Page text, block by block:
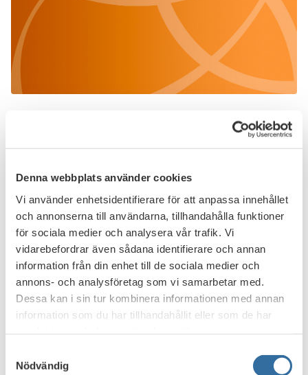
Denna webbplats använder cookies
Vi använder enhetsidentifierare för att anpassa innehållet
och annonserna till användarna, tillhandahålla funktioner
för sociala medier och analysera vår trafik. Vi
vidarebefordrar även sådana identifierare och annan
information från din enhet till de sociala medier och
annons- och analysföretag som vi samarbetar med.
Dessa kan i sin tur kombinera informationen med annan
information som du har tillhandahållit eller som de har
Nödvändig
Från klockan 11.30 bjuds det på en lättare lunch.
Anmäl dig senast 25 januari till
event@swedishbankers.se
Den 7 november 2016 överlämnades utredningen om en
skatt på finansiella tjänster till finansminister Magdalena
Andersson. Förslaget innebär att banker, försäkringsbolag
och andra finansiella företag samt alla andra företag som
tillhandahåller finansiella tjänster ska betala en särskild
skatt på 15 procent av lönesumman för personal anställd i
Sverige. Uppemot 16 000 jobb i finanssektorn är hotade.
Enligt regeringen är banker och andra finansiella företag